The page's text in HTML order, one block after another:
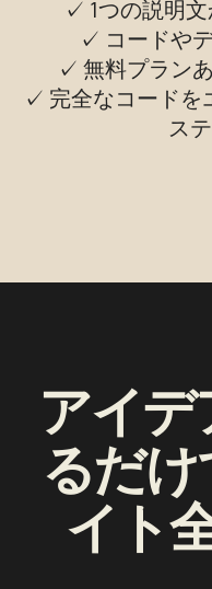
✓ 1つの説明
✓ コードや
✓ 無料プラン
✓ 完全なコードを
ス
アイ
るだ
イト